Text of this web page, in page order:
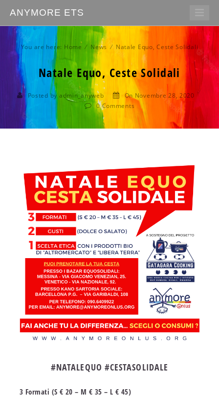
ANYMORE ETS
You are here: Home ⁄ News ⁄ Natale Equo, Ceste Solidali
Natale Equo, Ceste Solidali
Posted by admin_anyweb
On Novembre 28, 2020
0Comments
#NATALEQUO #CESTASOLIDALE
3 Formati (S € 20 – M € 35 – L € 45)